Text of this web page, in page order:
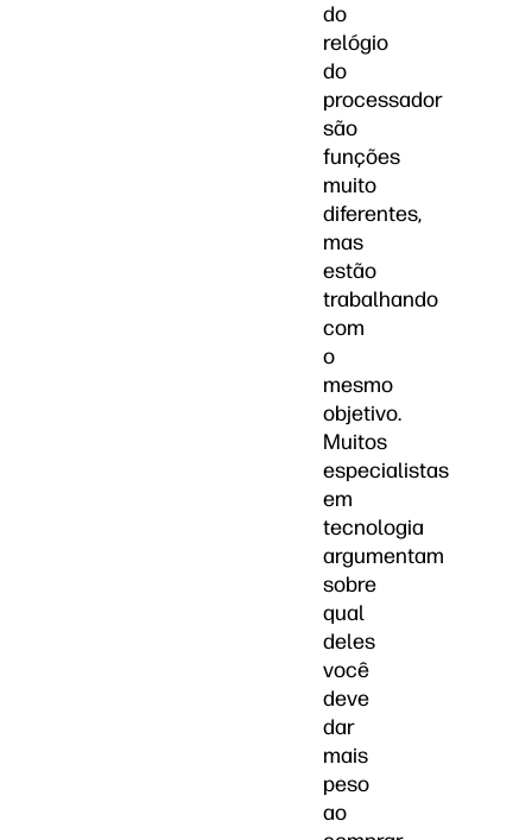
do
relógio
do
processador
são
funções
muito
diferentes,
mas
estão
trabalhando
com
o
mesmo
objetivo.
Muitos
especialistas
em
tecnologia
argumentam
sobre
qual
deles
você
deve
dar
mais
peso
ao